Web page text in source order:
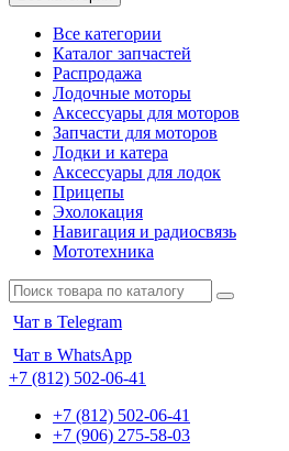
Все категории
Каталог запчастей
Распродажа
Лодочные моторы
Аксессуары для моторов
Запчасти для моторов
Лодки и катера
Аксессуары для лодок
Прицепы
Эхолокация
Навигация и радиосвязь
Мототехника
Чат в Telegram
Чат в WhatsApp
+7 (812) 502-06-41
+7 (812) 502-06-41
+7 (906) 275-58-03